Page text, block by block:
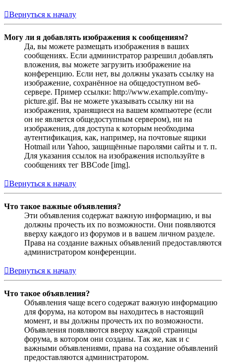
Вернуться к началу
Могу ли я добавлять изображения к сообщениям?
Да, вы можете размещать изображения в ваших
сообщениях. Если администратор разрешил добавлять
вложения, вы можете загрузить изображение на
конференцию. Если нет, вы должны указать ссылку на
изображение, сохранённое на общедоступном веб-
сервере. Пример ссылки: http://www.example.com/my-
picture.gif. Вы не можете указывать ссылку ни на
изображения, хранящиеся на вашем компьютере (если
он не является общедоступным сервером), ни на
изображения, для доступа к которым необходима
аутентификация, как, например, на почтовые ящики
Hotmail или Yahoo, защищённые паролями сайты и т. п.
Для указания ссылок на изображения используйте в
сообщениях тег BBCode [img].
Вернуться к началу
Что такое важные объявления?
Эти объявления содержат важную информацию, и вы
должны прочесть их по возможности. Они появляются
вверху каждого из форумов и в вашем личном разделе.
Права на создание важных объявлений предоставляются
администратором конференции.
Вернуться к началу
Что такое объявления?
Объявления чаще всего содержат важную информацию
для форума, на котором вы находитесь в настоящий
момент, и вы должны прочесть их по возможности.
Объявления появляются вверху каждой страницы
форума, в котором они созданы. Так же, как и с
важными объявлениями, права на создание объявлений
предоставляются администратором.